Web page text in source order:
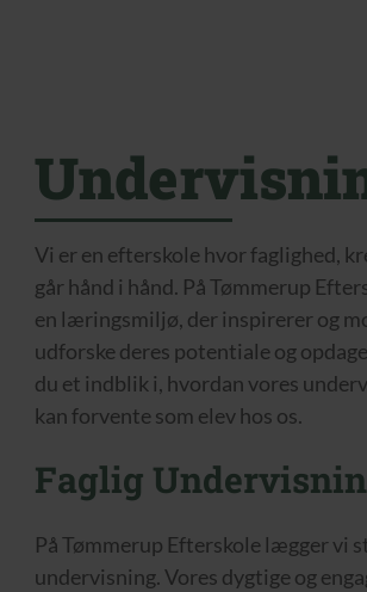
Vi er en efterskole hvor faglighed,
går hånd i hånd. På Tømmerup
en læringsmiljø, der inspirerer og
udforske deres potentiale og
du et indblik i, hvordan vores
kan forvente som elev hos os.
Faglig
På Tømmerup Efterskole lægger vi
undervisning. Vores dygtige og